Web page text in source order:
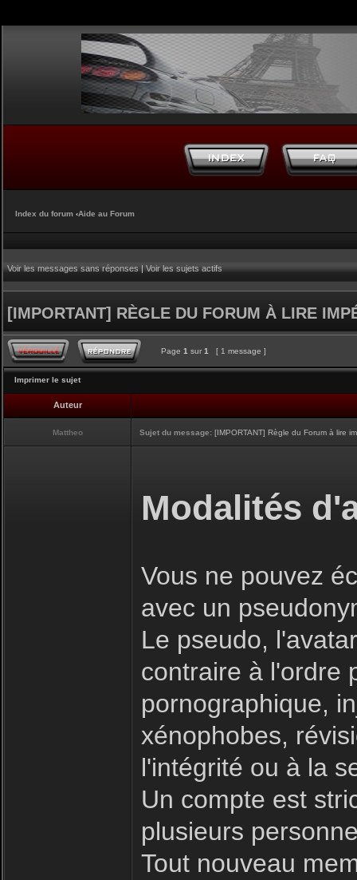
Index du forum ‹Aide au Forum
Voir les messages sans réponses|Voir les sujets actifs
[IMPORTANT] RÈGLE DU FORUM À LIRE
Page 1 sur 1 [ 1 message ]
Imprimer le sujet
Auteur
Mattheo Sujet du message: [IMPORTANT] Règle du Forum à lire
Modalités
Vous ne pouvez
avec un
Le pseudo,
contraire à l'ordre
pornographique,
xénophobes,
l'intégrité ou à la
Un compte est
plusieurs
Tout nouveau